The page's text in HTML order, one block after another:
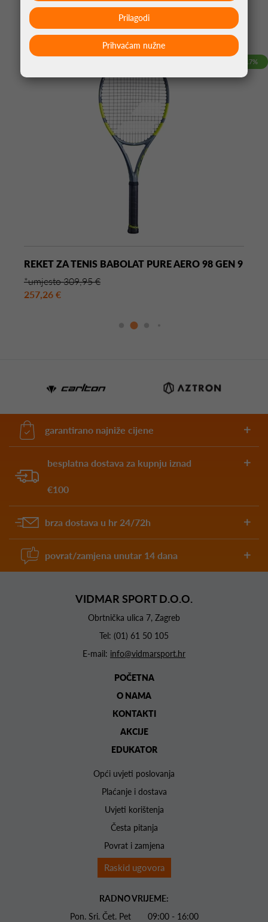
MOŽDA VAS ZANIMA
-17%
REKET ZA TENIS BABOLAT PURE AERO 98 GEN 9
*umjesto 309,95 €
257,26 €
garantirano najniže cijene
besplatna dostava za kupnju iznad
€100
brza dostava u hr 24/72h
povrat/zamjena unutar 14 dana
VIDMAR SPORT D.O.O.
Obrtnička ulica 7, Zagreb
Tel: (01) 61 50 105
E-mail: info@vidmarsport.hr
POČETNA
O NAMA
KONTAKTI
AKCIJE
EDUKATOR
Opći uvjeti poslovanja
Plaćanje i dostava
Uvjeti korištenja
Česta pitanja
Povrat i zamjena
Raskid ugovora
RADNO VRIJEME:
Pon. Sri. Čet. Pet 09:00 - 16:00
Prihvaćam nužne
Prilagodi